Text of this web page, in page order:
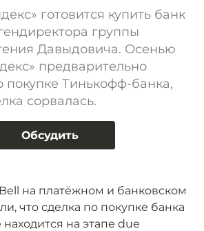
готовится купить банк
группы
Давыдовича. Осенью
предварительно
покупке Тинькофф-банка,
сорвалась.
Обсудить
на платёжном и банковском
что сделка по покупке банка
на этапе due